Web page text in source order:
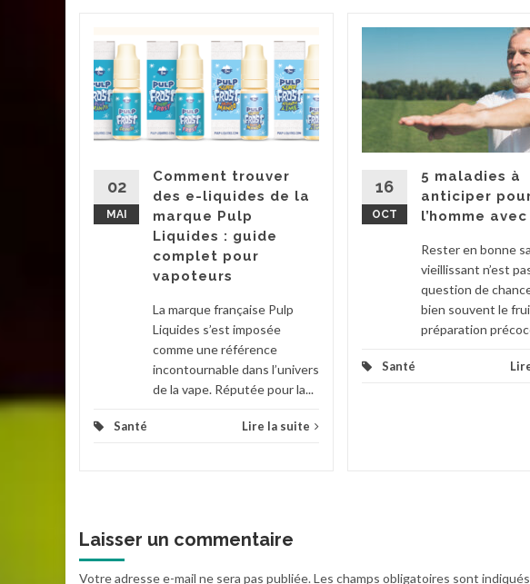
02
MAI
Comment trouver
des e-liquides de la
marque Pulp
Liquides : guide
complet pour
vapoteurs
La marque française Pulp
Liquides s’est imposée
comme une référence
incontournable dans l’univers
de la vape. Réputée pour la...
Santé Lire la suite
16
OCT
5 maladies à
anticiper
l’homme avec
Rester en bonne
vieillissant n’est
question de
bien souvent le
préparation
Santé
Laisser un commentaire
Votre adresse e-mail ne sera pas publiée.Les champs obligatoires sont